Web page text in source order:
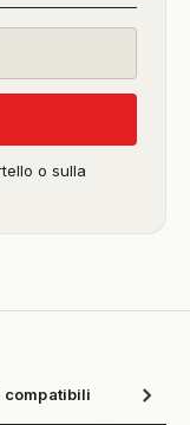
o sulla
compatibili